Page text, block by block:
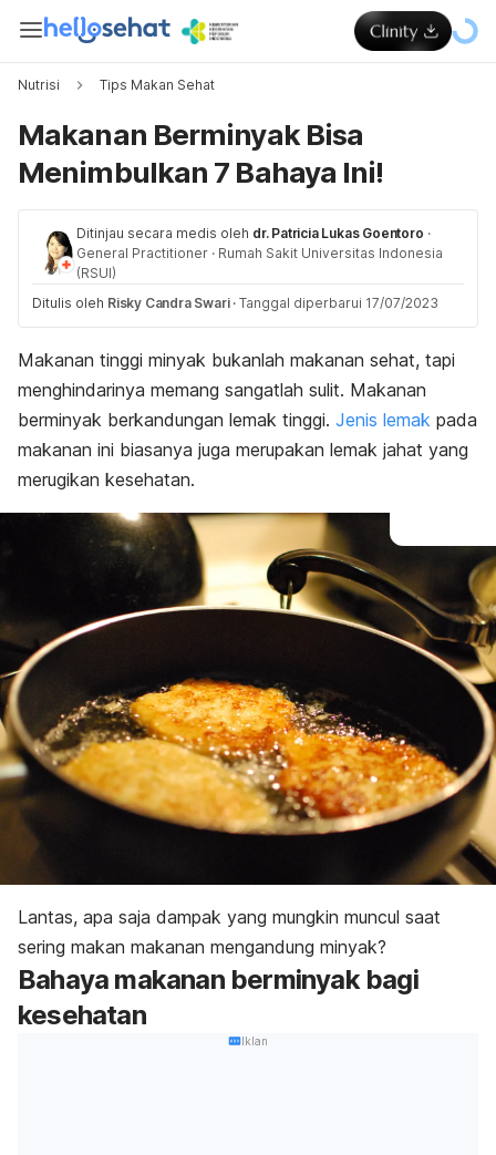
Nutrisi Tips Makan Sehat
Makanan Berminyak Bisa
Menimbulkan 7 Bahaya Ini!
Ditinjau secara medis oleh dr. Patricia Lukas Goentoro ·
General Practitioner · Rumah Sakit Universitas Indonesia
(RSUI)
Ditulis oleh Risky Candra Swari · Tanggal diperbarui 17/07/2023
Makanan tinggi minyak bukanlah makanan sehat, tapi
menghindarinya memang sangatlah sulit. Makanan
berminyak berkandungan lemak tinggi. Jenis lemak pada
makanan ini biasanya juga merupakan lemak jahat yang
merugikan kesehatan.
Lantas, apa saja dampak yang mungkin muncul saat
sering makan makanan mengandung minyak?
Bahaya makanan berminyak bagi
kesehatan
Iklan